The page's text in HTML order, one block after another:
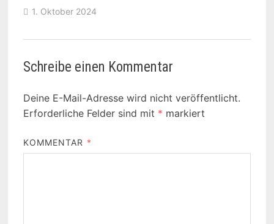
1. Oktober 2024
Schreibe einen Kommentar
Deine E-Mail-Adresse wird nicht veröffentlicht.
Erforderliche Felder sind mit * markiert
KOMMENTAR *